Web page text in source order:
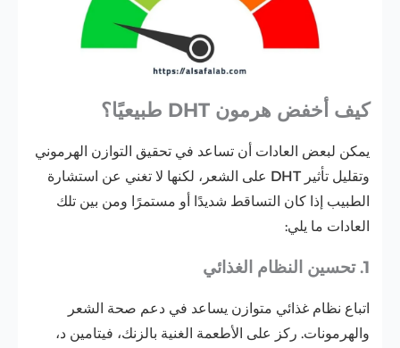
كيف أخفض هرمون DHT طبيعيًا؟
يمكن لبعض العادات أن تساعد في تحقيق التوازن الهرموني
وتقليل تأثير DHT على الشعر، لكنها لا تغني عن استشارة
الطبيب إذا كان التساقط شديدًا أو مستمرًا ومن بين تلك
العادات ما يلي:
1. تحسين النظام الغذائي
اتباع نظام غذائي متوازن يساعد في دعم صحة الشعر
والهرمونات. ركز على الأطعمة الغنية بالزنك، فيتامين د،